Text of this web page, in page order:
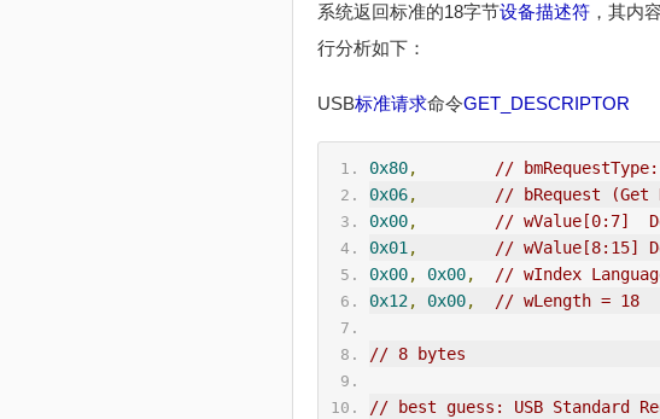
系统返回标准的18字节设备描述符，其内
行分析如下：
USB标准请求命令GET_DESCRIPTOR
0x80, // bmRequest
0x06, // bRequest (Get
0x00,
// wValue[0:7]
0x01 ,
// wValue[8:15]
0x00, 0x00,
// wIndex
0x12, 0x00, // wLength = 18
// 8 bytes
// best guess: USB Standard